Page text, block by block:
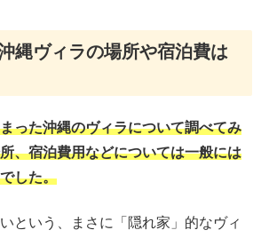
縄ヴィラの場所や宿泊費は
った沖縄のヴィラについて調べてみ
、宿泊費用などについては一般には
した。
という、まさに「隠れ家」的なヴィ